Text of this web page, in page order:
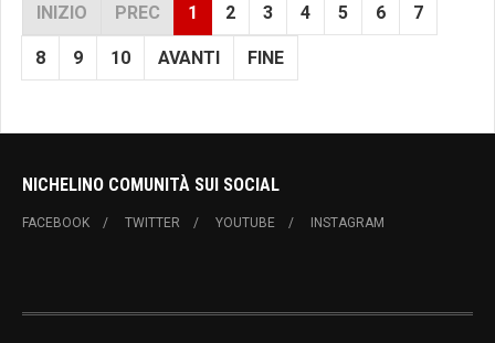
INIZIO PREC 1 2 3 4 5 6 7
8 9 10 AVANTI FINE
NICHELINO COMUNITÀ SUI SOCIAL
FACEBOOK TWITTER YOUTUBE INSTAGRAM